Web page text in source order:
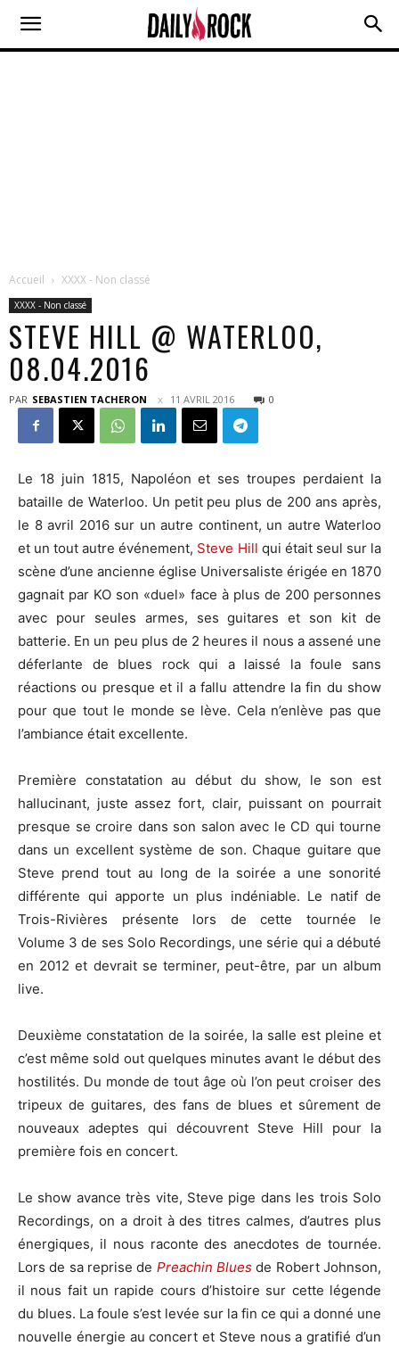
Accueil XXXX - Non classé
XXXX - Non classé
STEVE HILL @ WATERLOO,
08.04.2016
PAR SEBASTIEN TACHERON 11 AVRIL 2016 0
Le 18 juin 1815, Napoléon et ses troupes perdaient la
bataille de Waterloo. Un petit peu plus de 200 ans après,
le 8 avril 2016 sur un autre continent, un autre Waterloo
et un tout autre événement, Steve Hill qui était seul sur la
scène d’une ancienne église Universaliste érigée en 1870
gagnait par KO son «duel» face à plus de 200 personnes
avec pour seules armes, ses guitares et son kit de
batterie. En un peu plus de 2 heures il nous a assené une
déferlante de blues rock qui a laissé la foule sans
réactions ou presque et il a fallu attendre la fin du show
pour que tout le monde se lève. Cela n’enlève pas que
l’ambiance était excellente.
Première constatation au début du show, le son est
hallucinant, juste assez fort, clair, puissant on pourrait
presque se croire dans son salon avec le CD qui tourne
dans un excellent système de son. Chaque guitare que
Steve prend tout au long de la soirée a une sonorité
différente qui apporte un plus indéniable. Le natif de
Trois-Rivières présente lors de cette tournée le
Volume 3 de ses Solo Recordings, une série qui a débuté
en 2012 et devrait se terminer, peut-être, par un album
live.
Deuxième constatation de la soirée, la salle est pleine et
c’est même sold out quelques minutes avant le début des
hostilités. Du monde de tout âge où l’on peut croiser des
tripeux de guitares, des fans de blues et sûrement de
nouveaux adeptes qui découvrent Steve Hill pour la
première fois en concert.
Le show avance très vite, Steve pige dans les trois Solo
Recordings, on a droit à des titres calmes, d’autres plus
énergiques, il nous raconte des anecdotes de tournée.
Lors de sa reprise de Preachin Blues de Robert Johnson,
il nous fait un rapide cours d’histoire sur cette légende
du blues. La foule s’est levée sur la fin ce qui a donné une
nouvelle énergie au concert et Steve nous a gratifié d’un